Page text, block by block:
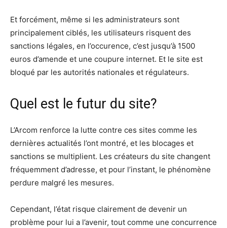
Et forcément, même si les administrateurs sont
principalement ciblés, les utilisateurs risquent des
sanctions légales, en l’occurence, c’est jusqu’à 1500
euros d’amende et une coupure internet. Et le site est
bloqué par les autorités nationales et régulateurs.
Quel est le futur du site?
L’Arcom renforce la lutte contre ces sites comme les
dernières actualités l’ont montré, et les blocages et
sanctions se multiplient. Les créateurs du site changent
fréquemment d’adresse, et pour l’instant, le phénomène
perdure malgré les mesures.
Cependant, l’état risque clairement de devenir un
problème pour lui a l’avenir, tout comme une concurrence